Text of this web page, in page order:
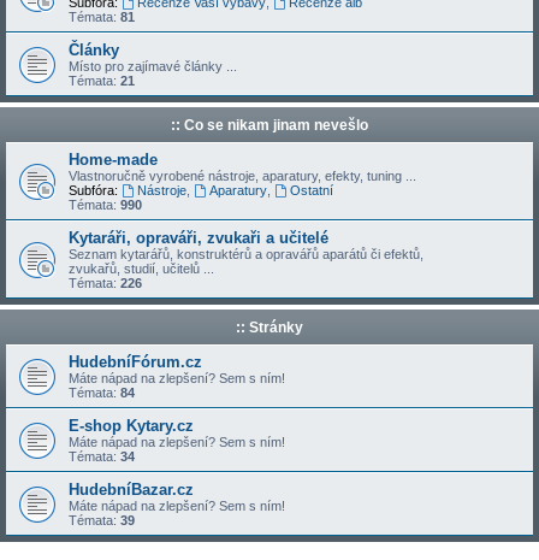
Témata: 81
Články
Místo pro zajímavé články ...
Témata: 21
:: Co se nikam jinam nevešlo
Home-made
Vlastnoručně vyrobené nástroje, aparatury, efekty, tuning ...
Subfóra:
Nástroje, Aparatury,
Ostatní
Témata: 990
Kytaráři, opraváři, zvukaři a učitelé
Seznam kytarářů, konstruktérů a opravářů aparátů či efektů,
zvukařů, studií, učitelů ...
Témata: 226
:: Stránky
HudebníFórum.cz
Máte nápad na zlepšení? Sem s ním!
Témata: 84
E-shop Kytary.cz
Máte nápad na zlepšení? Sem s ním!
Témata: 34
HudebníBazar.cz
Máte nápad na zlepšení? Sem s ním!
Témata: 39